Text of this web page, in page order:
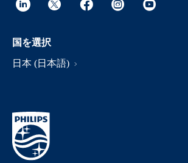
国を選択
日本 (日本語)